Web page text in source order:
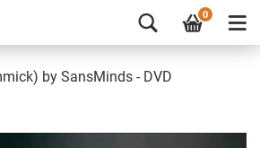
0
by SansMinds - DVD